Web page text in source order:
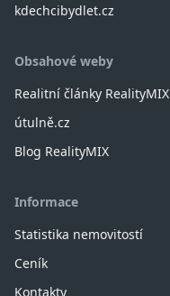
kdechcibydlet.cz
Obsahové weby
Realitní články RealityMIX
útulně.cz
Blog RealityMIX
Informace
Statistika nemovitostí
Ceník
Kontakty